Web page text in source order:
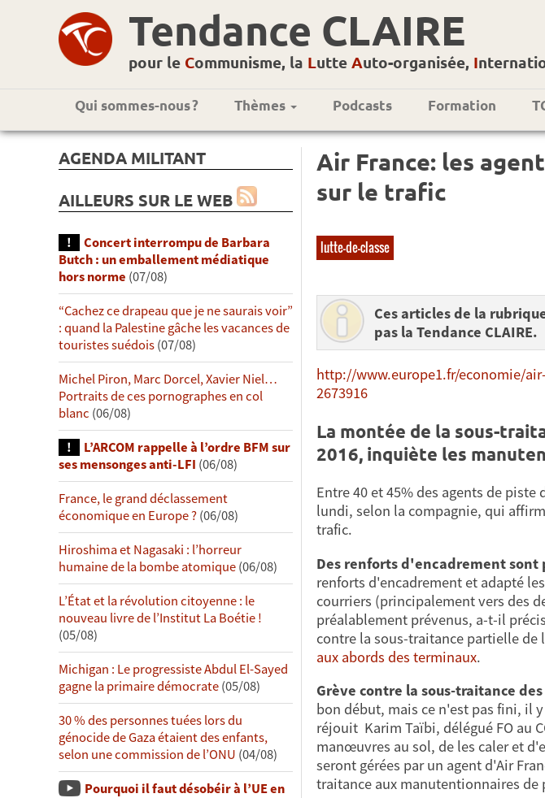
Tendance CLAIRE
pour le Communisme, la Lutte Auto-organisée, I
Qui sommes-nous ? Thèmes Podcasts Formation
AGENDA MILITANT
AILLEURS SUR LE WEB
Concert interrompu de Barbara
Butch : un emballement médiatique
hors norme (07/08)
“Cachez ce drapeau que je ne saurais voir”
: quand la Palestine gâche les vacances de
touristes suédois(07/08)
Michel Piron, Marc Dorcel, Xavier Niel…
Portraits de ces pornographes en col
blanc (06/08)
L’ARCOM rappelle à l’ordre BFM sur
ses mensonges anti-LFI (06/08)
France, le grand déclassement
économique en Europe ?(06/08)
Hiroshima et Nagasaki : l’horreur
humaine de la bombe atomique(06/08)
L’État et la révolution citoyenne : le
nouveau livre de l’Institut La Boétie !
(05/08)
Michigan : Le progressiste Abdul El-Sayed
gagne la primaire démocrate(05/08)
30 % des personnes tuées lors du
génocide de Gaza étaient des enfants,
selon une commission de l’ONU (04/08)
Pourquoi il faut désobéir à l’UE en
Air France: les
sur le trafic
lutte-de-classe
Ces articles de la
pas la Tendance CLAIRE.
http://www.europe1.fr/economie/
2673916
La montée de la sous-
2016, inquiète les
Entre 40 et 45% des agents de
lundi, selon la compagnie, qui
trafic.
Des renforts d'encadrement sont
renforts d'encadrement et adapté
courriers (principalement vers des
préalablement prévenus, a-t-il
contre la sous-traitance partielle
aux abords des terminaux.
Grève contre la sous-traitance
bon début, mais ce n'est pas fini, il
réjouit Karim Taïbi, délégué FO au
manœuvres au sol, de les caler et
seront gérées par un agent d'Air
traitance aux manutentionnaires de